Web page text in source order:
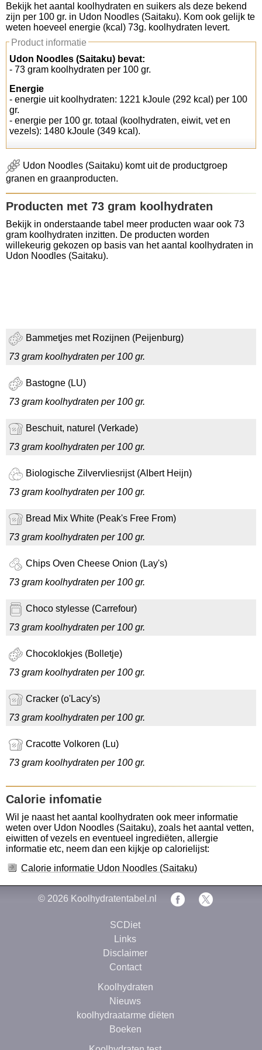
Koolhydraten tellen
Links
Bekijk het aantal koolhydraten en suikers als deze bekend
zijn per 100 gr. in Udon Noodles (Saitaku). Kom ook gelijk te
weten hoeveel energie (kcal) 73g. koolhydraten levert.
Product informatie
Udon Noodles (Saitaku) bevat:
- 73 gram koolhydraten per 100 gr.
Energie
- energie uit koolhydraten: 1221 kJoule (292 kcal) per 100
gr.
- energie per 100 gr. totaal (koolhydraten, eiwit, vet en
vezels): 1480 kJoule (349 kcal).
Udon Noodles (Saitaku) komt uit de productgroep
granen en graanproducten.
Producten met 73 gram koolhydraten
Bekijk in onderstaande tabel meer producten waar ook 73
gram koolhydraten inzitten. De producten worden
willekeurig gekozen op basis van het aantal koolhydraten in
Udon Noodles (Saitaku).
Bammetjes met Rozijnen (Peijenburg)
73 gram koolhydraten per 100 gr.
Bastogne (LU)
73 gram koolhydraten per 100 gr.
Beschuit, naturel (Verkade)
73 gram koolhydraten per 100 gr.
Biologische Zilvervliesrijst (Albert Heijn)
73 gram koolhydraten per 100 gr.
Bread Mix White (Peak's Free From)
73 gram koolhydraten per 100 gr.
Chips Oven Cheese Onion (Lay's)
73 gram koolhydraten per 100 gr.
Choco stylesse (Carrefour)
73 gram koolhydraten per 100 gr.
Chocoklokjes (Bolletje)
73 gram koolhydraten per 100 gr.
Cracker (o'Lacy's)
73 gram koolhydraten per 100 gr.
Cracotte Volkoren (Lu)
73 gram koolhydraten per 100 gr.
Calorie infomatie
Wil je naast het aantal koolhydraten ook meer informatie
weten over Udon Noodles (Saitaku), zoals het aantal vetten,
eiwitten of vezels en eventueel ingrediëten, allergie
informatie etc, neem dan een kijkje op calorielijst:
Calorie informatie Udon Noodles (Saitaku)
© 2026 Koolhydratentabel.nl
SCDiet
Links
Disclaimer
Contact
Koolhydraten
Nieuws
koolhydraatarme diëten
Boeken